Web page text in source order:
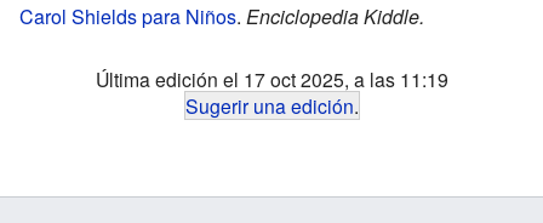
Carol Shields para Niños. Enciclopedia Kiddle.
Última edición el 17 oct 2025, a las 11:19
Sugerir una edición.